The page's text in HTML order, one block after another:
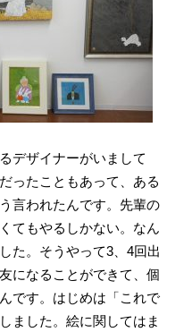
デザイナーがいまして
ったこともあって、ある
言われたんです。先輩の
てもやるしかない。なん
た。そうやって3、4回出
になることができて、個
です。はじめは「これで
ました。絵に関してはま